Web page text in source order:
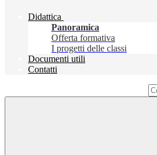
Didattica
Panoramica
Offerta formativa
I progetti delle classi
Documenti utili
Contatti